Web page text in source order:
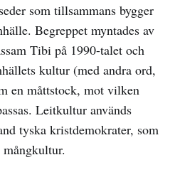
som tillsammans bygger
Begreppet myntades av
Tibi på 1990-talet och
kultur (med andra ord,
en måttstock, mot vilken
Leitkultur används
tyska kristdemokrater, som